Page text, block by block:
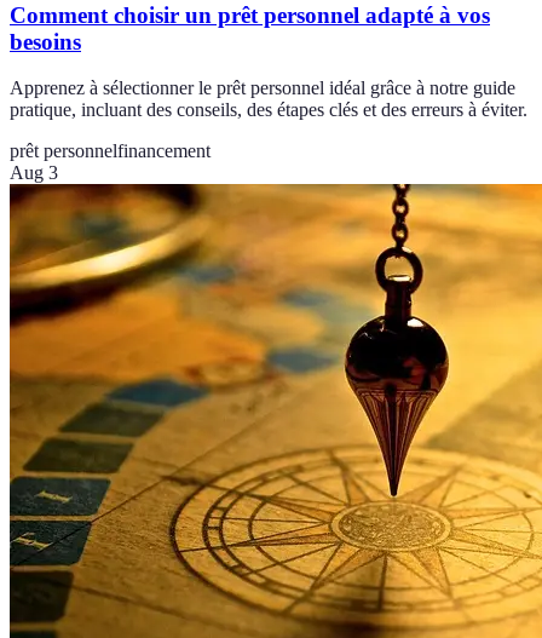
Comment choisir un prêt personnel adapté à vos
besoins
Apprenez à sélectionner le prêt personnel idéal grâce à notre guide
pratique, incluant des conseils, des étapes clés et des erreurs à éviter.
prêt personnelfinancement
Aug 3